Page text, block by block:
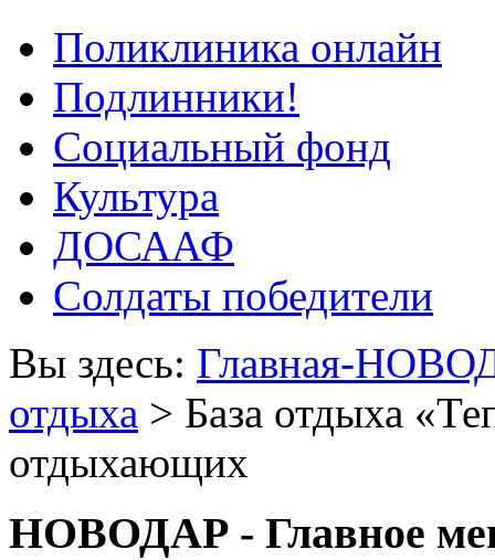
Поликлиника онлайн
Подлинники!
Социальный фонд
Культура
ДОСААФ
Солдаты победители
Вы здесь: Главная-
отдыха > База отдыха
отдыхающих
НОВОДАР - Главное